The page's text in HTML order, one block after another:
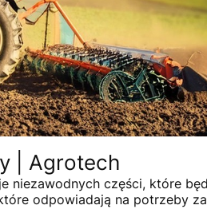
| Agrotech
części, które
odpowiadają na potrzeby